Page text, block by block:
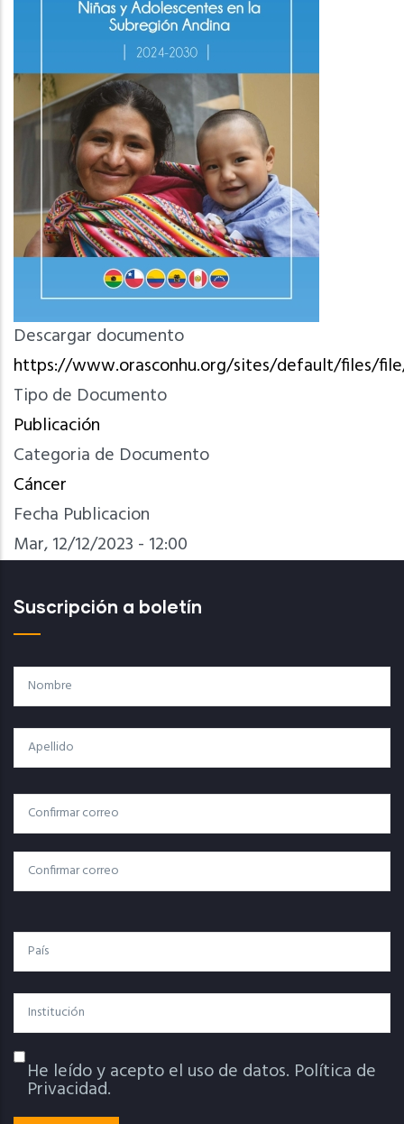
Descargar documento
https://www.orasconhu.org/sites/default/files/
Tipo de Documento
Publicación
Categoria de Documento
Cáncer
Fecha Publicacion
Mar, 12/12/2023 - 12:00
Suscripción a boletín
Nombre
Apellido
Correo
Electrónico
Correo Electrónico
Confirmar Correo
País
Institución
Política De Privacidad
He leído y acepto el uso de datos. Política de
Privacidad.